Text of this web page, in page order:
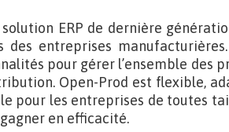
ERP de dernière
des entreprises
pour gérer l’ensemble des
Open-Prod est flexible,
pour les entreprises de toutes
en efficacité.